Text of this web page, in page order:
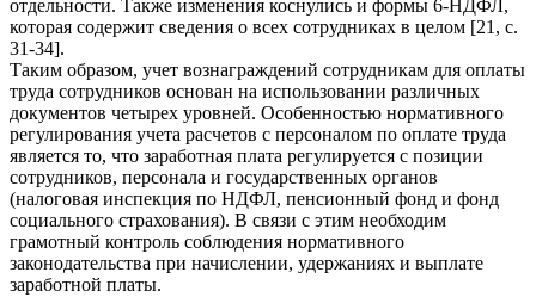
отдельности. Также изменения коснулись и формы 6-НДФЛ,
которая содержит сведения о всех сотрудниках в целом [21, с.
31-34].
Таким образом, учет вознаграждений сотрудникам для оплаты
труда сотрудников основан на использовании различных
документов четырех уровней. Особенностью нормативного
регулирования учета расчетов с персоналом по оплате труда
является то, что заработная плата регулируется с позиции
сотрудников, персонала и государственных органов
(налоговая инспекция по НДФЛ, пенсионный фонд и фонд
социального страхования). В связи с этим необходим
грамотный контроль соблюдения нормативного
законодательства при начислении, удержаниях и выплате
заработной платы.